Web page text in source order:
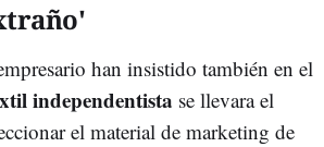
han insistido también en el
independentista se llevara el
el material de marketing de